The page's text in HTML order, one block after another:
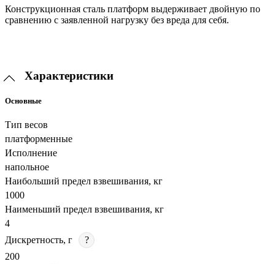
Конструкционная сталь платформ выдерживает двойную по
сравнению с заявленной нагрузку без вреда для себя.
Характеристики
Основные
Тип весов
платформенные
Исполнение
напольное
Наибольший предел взвешивания, кг
1000
Наименьший предел взвешивания, кг
4
Дискретность, г
?
200